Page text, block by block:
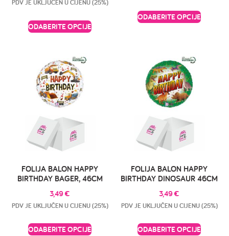
PDV JE UKLJUČEN U CIJENU (25%)
ODABERITE OPCIJE
ODABERITE OPCIJE
FOLIJA BALON HAPPY
BIRTHDAY BAGER, 46CM
3,49€
PDV JE UKLJUČEN U CIJENU (25%)
ODABERITE OPCIJE
FOLIJA BALON HAPPY
BIRTHDAY DINOSAUR 46CM
3,49€
PDV JE UKLJUČEN U CIJENU (25%)
ODABERITE OPCIJE